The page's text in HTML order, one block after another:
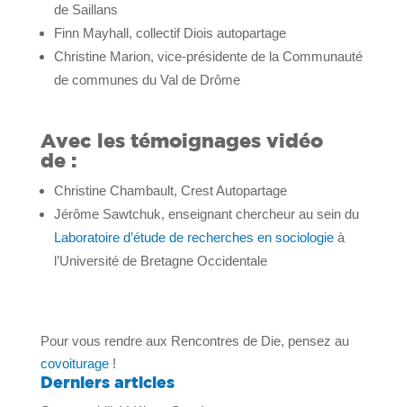
de Saillans
Finn Mayhall, collectif Diois autopartage
Christine Marion, vice-présidente de la Communauté
de communes du Val de Drôme
Avec les témoignages vidéo
de :
Christine Chambault, Crest Autopartage
Jérôme Sawtchuk, enseignant chercheur au sein du
Laboratoire d’étude de recherches en sociologieà
l’Université de Bretagne Occidentale
Pour vous rendre aux Rencontres de Die, pensez au
covoiturage!
Derniers articles